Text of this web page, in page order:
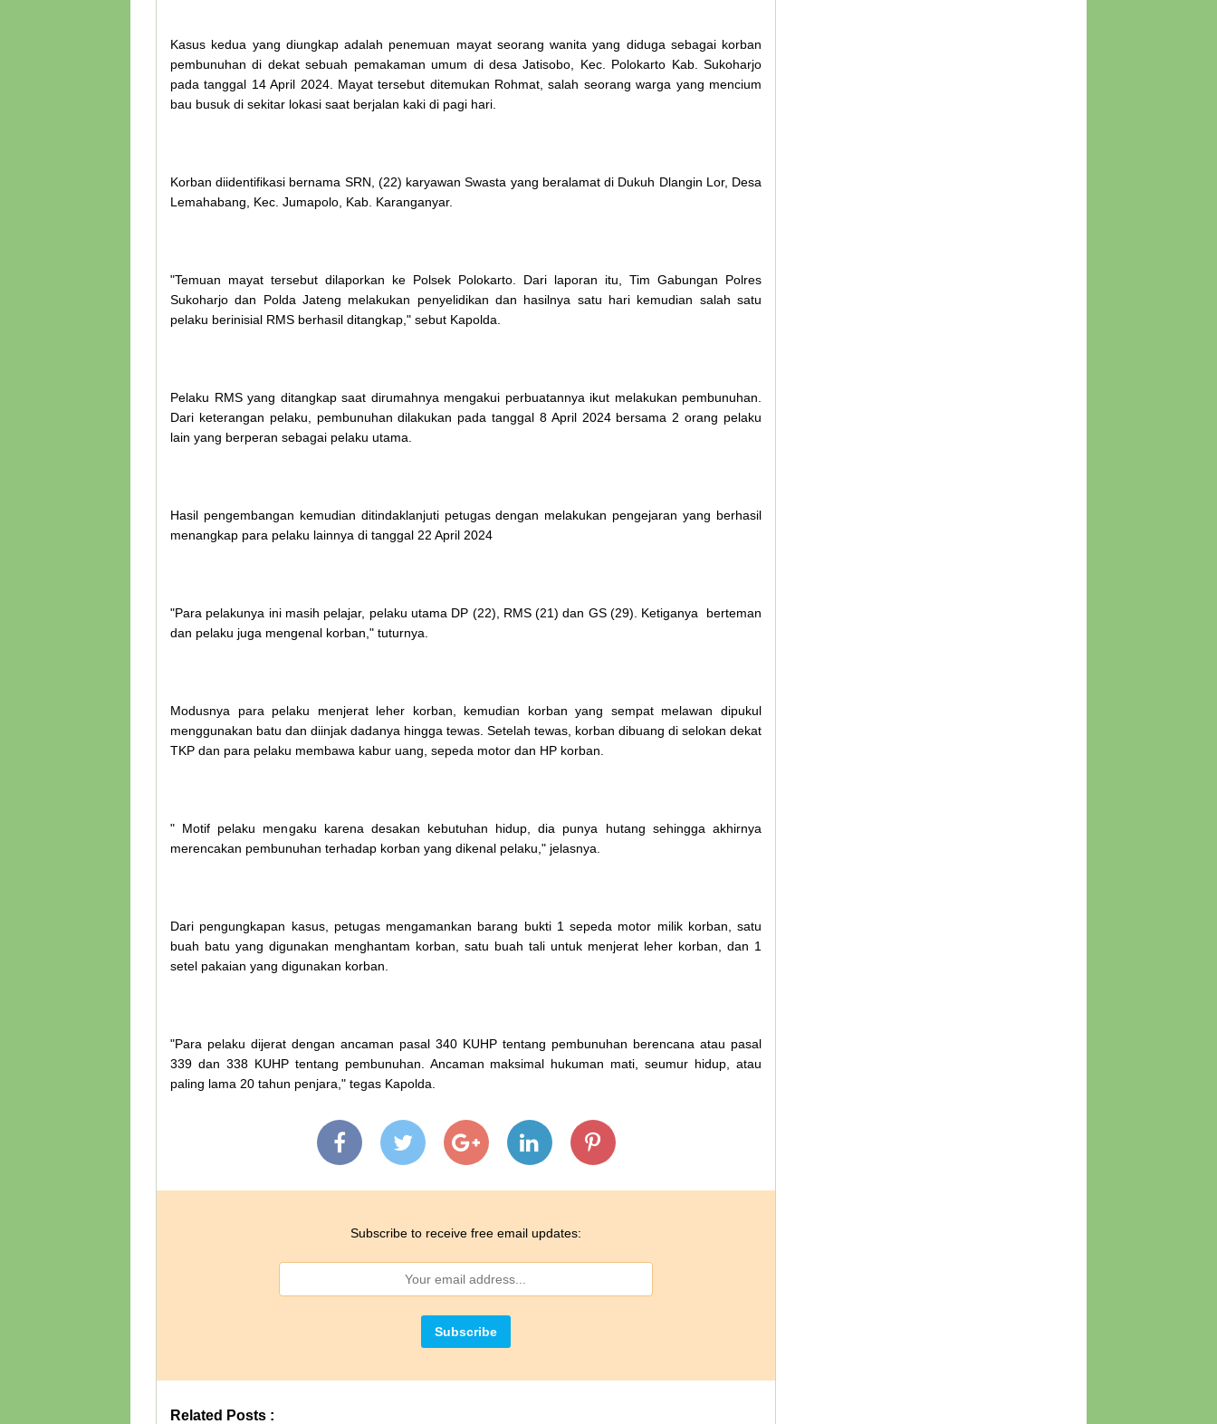
Kasus kedua yang diungkap adalah penemuan mayat seorang wanita yang diduga sebagai korban
pembunuhan di dekat sebuah pemakaman umum di desa Jatisobo, Kec. Polokarto Kab. Sukoharjo
pada tanggal 14 April 2024. Mayat tersebut ditemukan Rohmat, salah seorang warga yang mencium
bau busuk di sekitar lokasi saat berjalan kaki di pagi hari.
Korban diidentifikasi bernama SRN, (22) karyawan Swasta yang beralamat di Dukuh Dlangin Lor, Desa
Lemahabang, Kec. Jumapolo, Kab. Karanganyar.
"Temuan mayat tersebut dilaporkan ke Polsek Polokarto. Dari laporan itu, Tim Gabungan Polres
Sukoharjo dan Polda Jateng melakukan penyelidikan dan hasilnya satu hari kemudian salah satu
pelaku berinisial RMS berhasil ditangkap," sebut Kapolda.
Pelaku RMS yang ditangkap saat dirumahnya mengakui perbuatannya ikut melakukan pembunuhan.
Dari keterangan pelaku, pembunuhan dilakukan pada tanggal 8 April 2024 bersama 2 orang pelaku
lain yang berperan sebagai pelaku utama.
Hasil pengembangan kemudian ditindaklanjuti petugas dengan melakukan pengejaran yang berhasil
menangkap para pelaku lainnya di tanggal 22 April 2024
"Para pelakunya ini masih pelajar, pelaku utama DP (22), RMS (21) dan GS (29). Ketiganya berteman
dan pelaku juga mengenal korban," tuturnya.
Modusnya para pelaku menjerat leher korban, kemudian korban yang sempat melawan dipukul
menggunakan batu dan diinjak dadanya hingga tewas. Setelah tewas, korban dibuang di selokan dekat
TKP dan para pelaku membawa kabur uang, sepeda motor dan HP korban.
" Motif pelaku mengaku karena desakan kebutuhan hidup, dia punya hutang sehingga akhirnya
merencakan pembunuhan terhadap korban yang dikenal pelaku," jelasnya.
Dari pengungkapan kasus, petugas mengamankan barang bukti 1 sepeda motor milik korban, satu
buah batu yang digunakan menghantam korban, satu buah tali untuk menjerat leher korban, dan 1
setel pakaian yang digunakan korban.
"Para pelaku dijerat dengan ancaman pasal 340 KUHP tentang pembunuhan berencana atau pasal
339 dan 338 KUHP tentang pembunuhan. Ancaman maksimal hukuman mati, seumur hidup, atau
paling lama 20 tahun penjara," tegas Kapolda.
Subscribe to receive free email updates:
Related Posts :